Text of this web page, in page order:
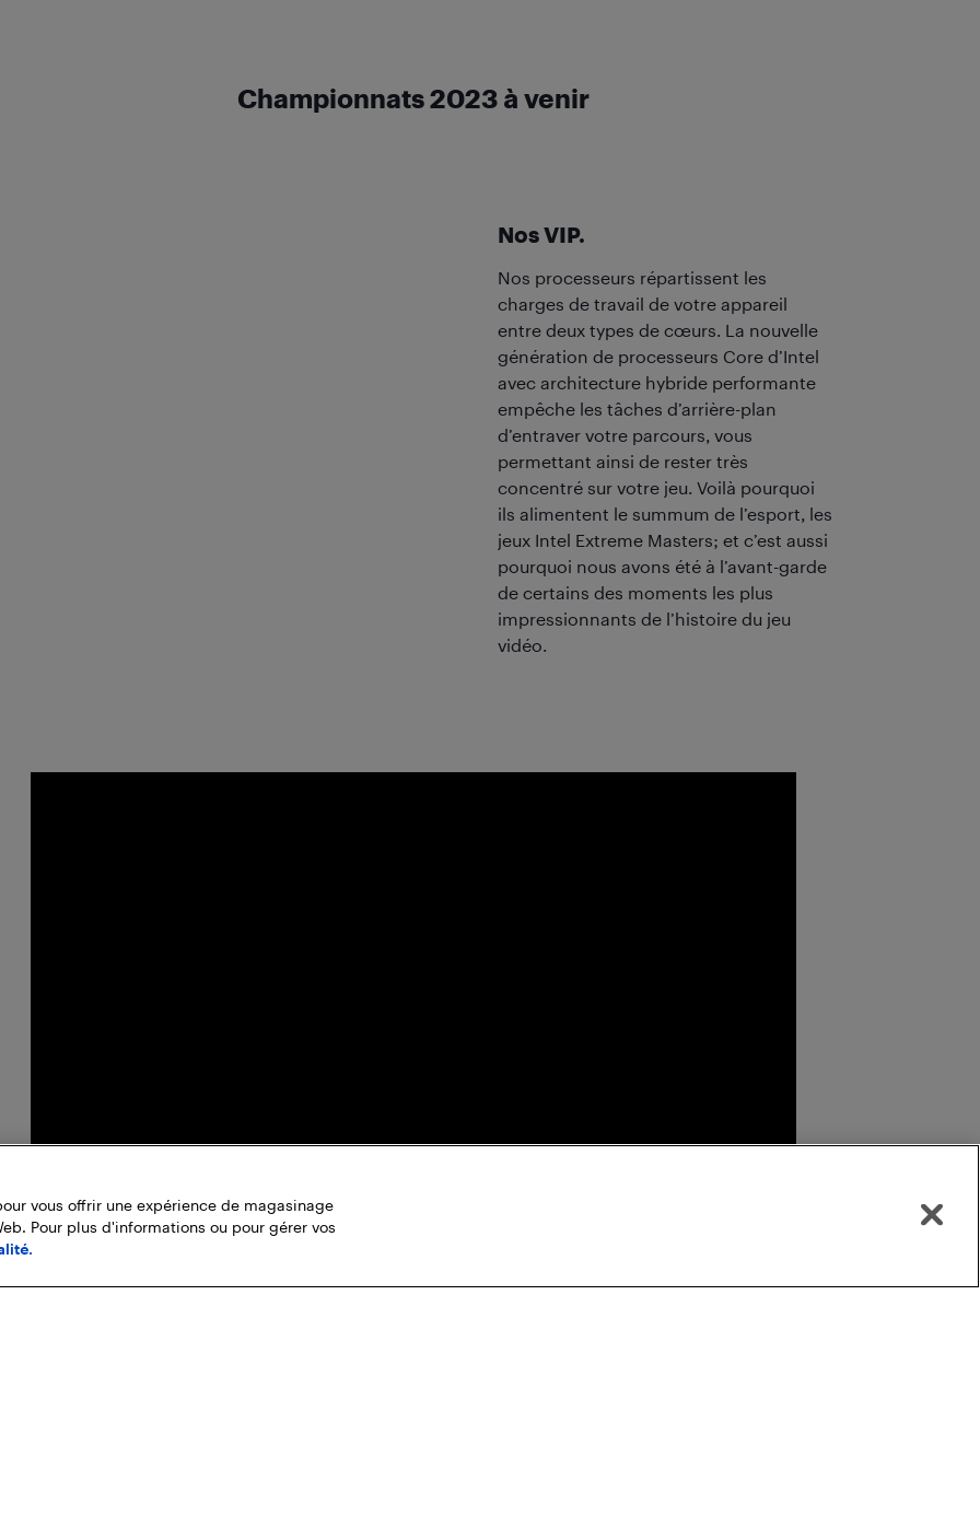
Championnats 2023 à venir
Nos VIP.
Nos processeurs répartissent les
charges de travail de votre appareil
entre deux types de cœurs. La nouvelle
génération de processeurs Core d’Intel
avec architecture hybride performante
empêche les tâches d’arrière-plan
d’entraver votre parcours, vous
permettant ainsi de rester très
concentré sur votre jeu. Voilà pourquoi
ils alimentent le summum de l’esport, les
jeux Intel Extreme Masters; et c’est aussi
pourquoi nous avons été à l’avant-garde
de certains des moments les plus
impressionnants de l’histoire du jeu
vidéo.
vous offrir une expérience de magasinage
Pour plus d'informations ou pour gérer vos